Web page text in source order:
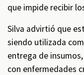
que impide recibir
Silva advirtió que
siendo utilizada
entrega de
con enfermedades